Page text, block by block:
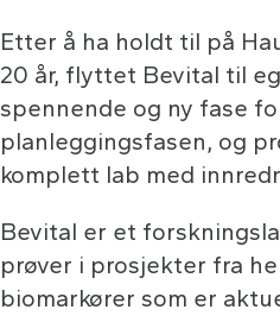
Etter å ha holdt til på
20 år, flyttet Bevital til
spennende og ny fase
planleggingsfasen, og
komplett lab med
Bevital er et
prøver i prosjekter fra
biomarkører som er